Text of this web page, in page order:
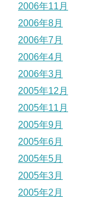
2006年11月
2006年8月
2006年7月
2006年4月
2006年3月
2005年12月
2005年11月
2005年9月
2005年6月
2005年5月
2005年3月
2005年2月